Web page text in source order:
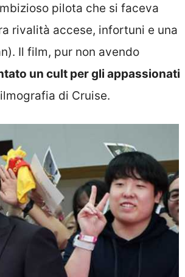
pilota che si faceva
rivalità accese, infortuni e una
Il film, pur non avendo
un cult per gli appassionati
di Cruise.